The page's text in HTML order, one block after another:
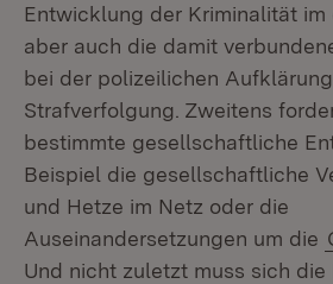
Entwicklung der Kriminalität im
aber auch die damit
bei der polizeilichen
Strafverfolgung. Zweitens
bestimmte gesellschaftliche
Beispiel die gesellschaftliche
und Hetze im Netz oder die
Auseinandersetzungen um die
Und nicht zuletzt muss sich die